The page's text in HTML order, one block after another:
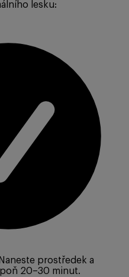
lesku:
Naneste prostředek a
20–30 minut.